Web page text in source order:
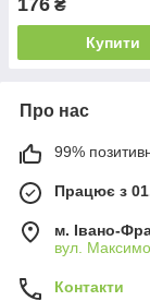
₴
Купити
Про нас
99%
Працює з
м. Івано-
вул.
Контакти